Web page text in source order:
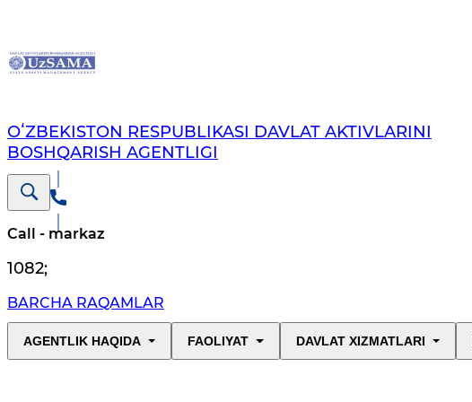
OʻZBEKISTON RESPUBLIKASI DAVLAT AKTIVLARINI
BOSHQARISH AGENTLIGI
Call - markaz
1082;
BARCHA RAQAMLAR
AGENTLIK HAQIDA FAOLIYAT DAVLAT XIZMATLARI